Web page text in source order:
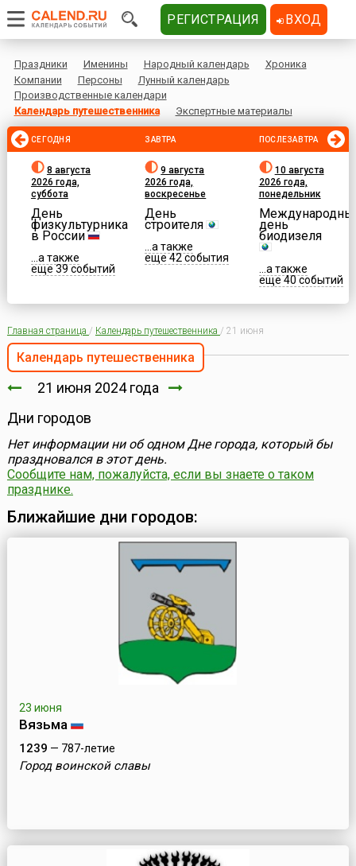
Праздники Именины Народный календарь
Хроника
Компании
Персоны
Лунный календарь
Производственные календари
Календарь путешественника
Экспертные материалы
СЕГОДНЯ
8 августа
2026 года,
суббота
День
физкультурника
в России
...а также
еще 39 событий
ЗАВТРА
9 августа
2026 года,
воскресенье
День
строителя
...а также
еще 42 события
ПОСЛЕЗАВТРА
10 августа
2026 года,
понедельник
день
биодизеля
...а также
еще 40 событий
Главная страница / Календарь путешественника / 21 июня
Календарь путешественника
21 июня 2024 года
Дни городов
Нет информации ни об одном Дне города, который бы
праздновался в этот день.
Сообщите нам, пожалуйста, если вы знаете о таком
празднике.
Ближайшие дни городов:
23 июня
Вязьма
1239 — 787-летие
Город воинской славы
РЕГИСТРАЦИЯ ВХОД